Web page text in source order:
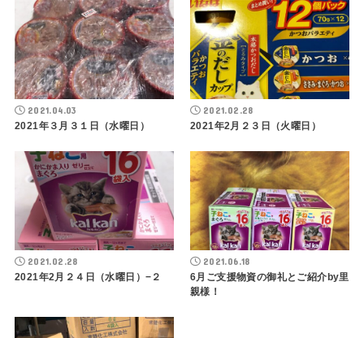
2021.04.03
2021年３月３１日（水曜日）
2021.02.28
2021年2月２３日（火曜日）
2021.02.28
2021年2月２４日（水曜日）−２
2021.06.18
6月ご支援物資の御礼とご紹介by里
親様！